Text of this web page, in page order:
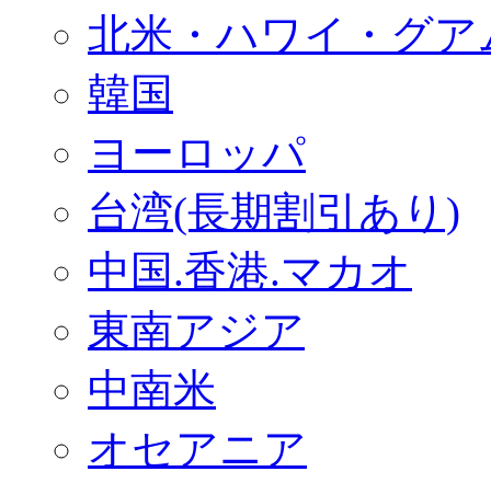
北米・ハワイ・グア
韓国
ヨーロッパ
台湾(長期割引あり)
中国.香港.マカオ
東南アジア
中南米
オセアニア